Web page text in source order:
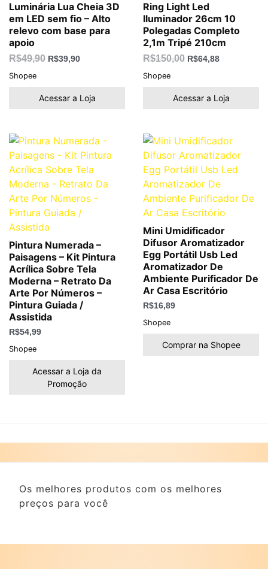
Luminária Lua Cheia 3D
em LED sem fio – Alto
relevo com base para
apoio
R$49,90 R$39,90
Shopee
Acessar a Loja
Ring Light Led
Iluminador 26cm 10
Polegadas Completo
2,1m Tripé 210cm
R$150,00 R$64,88
Shopee
Acessar a Loja
Pintura Numerada –
Paisagens – Kit Pintura
Acrílica Sobre Tela
Moderna – Retrato Da
Arte Por Números –
Pintura Guiada /
Assistida
R$54,99
Shopee
Acessar a Loja da
Promoção
Mini Umidificador
Difusor Aromatizador
Egg Portátil Usb Led
Aromatizador De
Ambiente Purificador De
Ar Casa Escritório
R$16,89
Shopee
Comprar na Shopee
Os melhores produtos com os melhores
preços para você